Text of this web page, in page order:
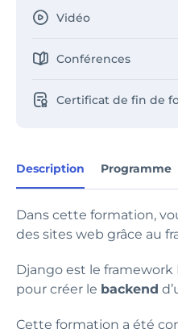
Description Programme
Dans cette formation,
des sites web grâce au
Django est le framework
pour créer le backend
Cette formation a été
Vidéo
Conférences
Certificat de fin de